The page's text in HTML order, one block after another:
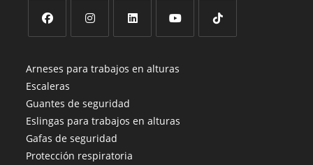
Arneses para trabajos en alturas
Escaleras
Guantes de seguridad
Eslingas para trabajos en alturas
Gafas de seguridad
Protección respiratoria